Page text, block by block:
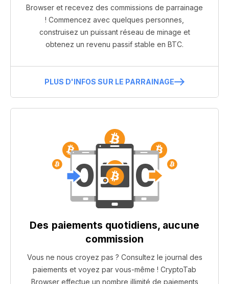
Browser et recevez des commissions de parrainage
! Commencez avec quelques personnes,
construisez un puissant réseau de minage et
obtenez un revenu passif stable en BTC.
PLUS D'INFOS SUR LE PARRAINAGE
Des paiements quotidiens, aucune
commission
Vous ne nous croyez pas ? Consultez le journal des
paiements et voyez par vous-même ! CryptoTab
Browser effectue un nombre illimité de paiements